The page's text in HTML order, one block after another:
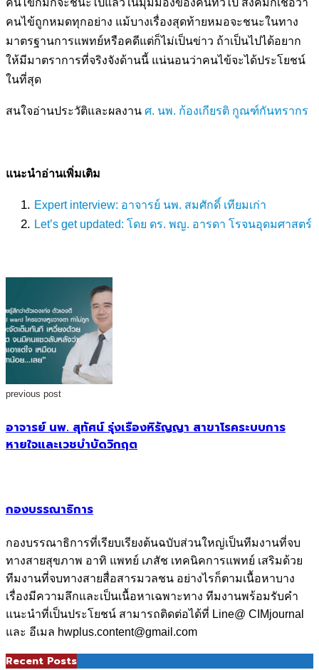
คนไข้ก็มักจะชนะไปแล้วในมุมมองของคนทั่วไป สังคมก็เชื่อว่า
คนไข้ถูกหมดทุกอย่าง แม้บางเรื่องสุดท้ายหมอจะชนะในทาง
มาตรฐานการแพทย์หรือคดีแต่ก็ไม่เป็นข่าว ถ้าเป็นไปได้อยาก
ให้มีมาตราการที่จริงจังด้านนี้ แน่นอนว่าคนไข้จะได้ประโยชน์
ในที่สุด
สนใจอ่านประวัติและผลงาน ศ. นพ. ก้องเกียรติ กูณฑ์กันทรากร
แนะนำอ่านเพิ่มเติม
Expert interview: อาจารย์ นพ. สมศักดิ์ เทียมเก่า
Let’s get updated: โดย ดร. พญ. อารดา โรจนอุดมศาสตร์
previous post
อาจารย์ นพ. สุทัศน์ รุ่งเรืองหิรัญญา สาขาโรคระบบการ
หายใจและเวชบำบัดวิกฤต
กองบรรณาธิการ
กองบรรณาธิการที่เรียบเรียงต้นฉบับส่วนใหญ่เป็นทีมงานที่จบ
ทางสายสุขภาพ อาทิ แพทย์ เภสัช เทคนิคการแพทย์ เสริมด้วย
ทีมงานที่จบทางสายสื่อสารมวลชน อย่างไรก็ตามเนื้อหาบาง
เรื่องมีความลึกและเป็นเนื้อหาเฉพาะทาง ทีมงานพร้อมรับคำ
แนะนำที่เป็นประโยชน์ สามารถติดต่อได้ที่ Line@ CIMjournal
และ อีเมล hwplus.content@gmail.com
Recent Posts